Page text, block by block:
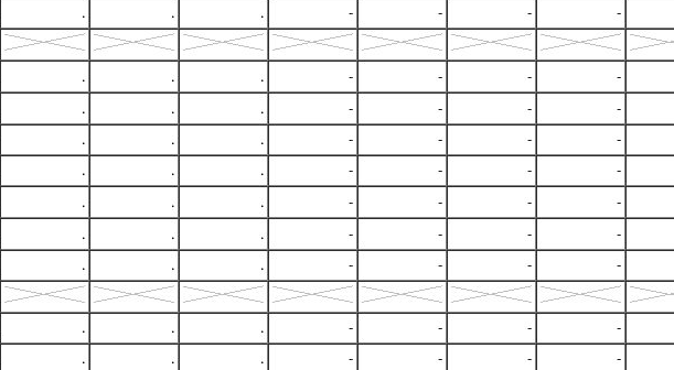
. . . - - -
-
. . . - - -
-
. . . - - -
-
. . . - - -
-
. . . - - -
-
. . . - - -
-
. . . - - -
-
. . . - - -
-
. . . - - -
-
. . . - - -
-